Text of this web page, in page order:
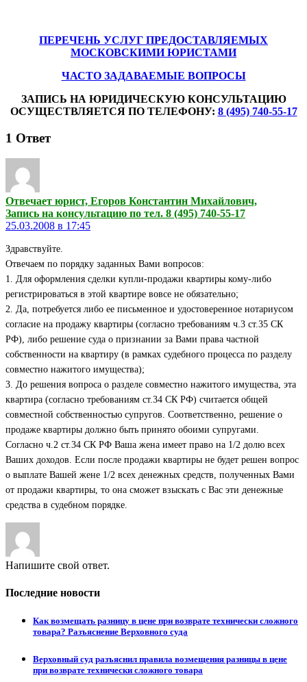
ПЕРЕЧЕНЬ УСЛУГ ПРЕДОСТАВЛЯЕМЫХ
МОСКОВСКИМИ ЮРИСТАМИ
ЧАСТО ЗАДАВАЕМЫЕ ВОПРОСЫ
ЗАПИСЬ НА ЮРИДИЧЕСКУЮ КОНСУЛЬТАЦИЮ
ОСУЩЕСТВЛЯЕТСЯ ПО ТЕЛЕФОНУ: 8 (495) 740-55-17
1 Ответ
Отвечает юрист, Егоров Константин Михайлович,
Запись на консультацию по тел. 8 (495) 740-55-17
25.03.2008 в 17:45
Здравствуйте.
Отвечаем по порядку заданных Вами вопросов:
1. Для оформления сделки купли-продажи квартиры кому-либо
регистрироваться в этой квартире вовсе не обязательно;
2. Да, потребуется либо ее письменное и удостоверенное нотариусом
согласие на продажу квартиры (согласно требованиям ч.3 ст.35 СК
РФ), либо решение суда о признании за Вами права частной
собственности на квартиру (в рамках судебного процесса по разделу
совместно нажитого имущества);
3. До решения вопроса о разделе совместно нажитого имущества, эта
квартира (согласно требованиям ст.34 СК РФ) считается общей
совместной собственностью супругов. Соответственно, решение о
продаже квартиры должно быть принято обоими супругами.
Согласно ч.2 ст.34 СК РФ Ваша жена имеет право на 1/2 долю всех
Ваших доходов. Если после продажи квартиры не будет решен вопрос
о выплате Вашей жене 1/2 всех денежных средств, полученных Вами
от продажи квартиры, то она сможет взыскать с Вас эти денежные
средства в судебном порядке.
Напишите свой ответ.
Последние новости
Как возмещать разницу в цене при возврате технически сложного
товара? Разъяснение Верховного суда
Верховный суд разъяснил правила возмещения разницы в цене
при возврате технически сложного товара